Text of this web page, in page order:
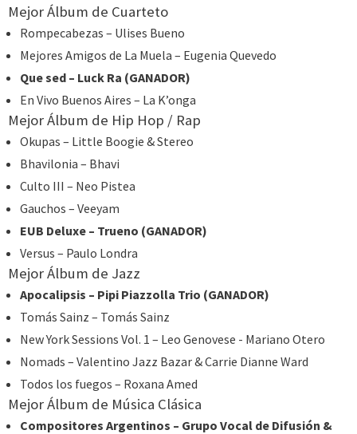
Mejor Álbum de Cuarteto
Rompecabezas – Ulises Bueno
Mejores Amigos de La Muela – Eugenia Quevedo
Que sed – Luck Ra (GANADOR)
En Vivo Buenos Aires – La K’onga
Mejor Álbum de Hip Hop / Rap
Okupas – Little Boogie & Stereo
Bhavilonia – Bhavi
Culto III – Neo Pistea
Gauchos – Veeyam
EUB Deluxe – Trueno (GANADOR)
Versus – Paulo Londra
Mejor Álbum de Jazz
Apocalipsis – Pipi Piazzolla Trio (GANADOR)
Tomás Sainz – Tomás Sainz
New York Sessions Vol. 1 – Leo Genovese - Mariano Otero
Nomads – Valentino Jazz Bazar & Carrie Dianne Ward
Todos los fuegos – Roxana Amed
Mejor Álbum de Música Clásica
Compositores Argentinos – Grupo Vocal de Difusión &